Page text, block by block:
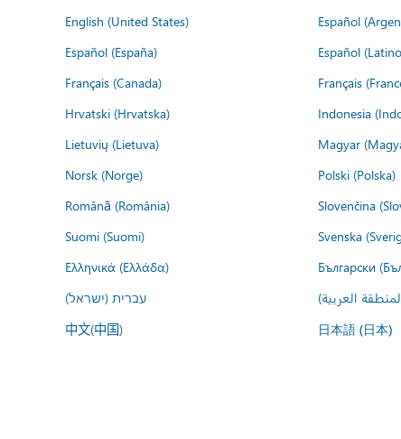
English (United States)
Español
Español (España)
Español
Français (Canada)
Français
Hrvatski (Hrvatska)
Indonesia
Lietuvių (Lietuva)
Magyar
Norsk (Norge)
Polski (Polska)
Română (România)
Slovenčina
Suomi (Suomi)
Svenska
Ελληνικά (Ελλάδα)
Български
עברית (ישראל)
العربية)
中文(中国) 日本語 (日本)